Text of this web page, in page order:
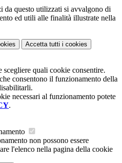
da questo utilizzati si avvalgono di
ed utili alle finalità illustrate nella
Accetta tutti i cookies
scegliere quali cookie consentire.
consentono il funzionamento della
necessari al funzionamento potete
.
non possono essere
l'elenco nella pagina della cookie